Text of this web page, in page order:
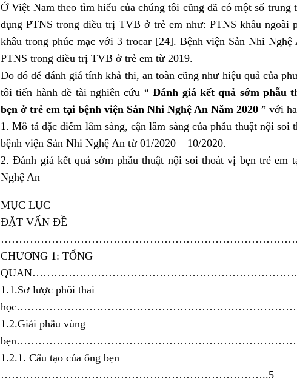
Ở Việt Nam theo tìm hiểu của chúng tôi cũng đã có một số trung
dụng PTNS trong điều trị TVB ở trẻ em như: PTNS khâu ngoài
khâu trong phúc mạc với 3 trocar [24]. Bệnh viện Sản Nhi Nghệ
PTNS trong điều trị TVB ở trẻ em từ 2019.
Do đó để đánh giá tính khả thi, an toàn cũng như hiệu quả của
tôi tiến hành đề tài nghiên cứu “Đánh giá kết quả sớm phẫu
bẹn ở trẻ em tại bệnh viện Sản Nhi Nghệ An Năm 2020 ” với
1. Mô tả đặc điểm lâm sàng, cận lâm sàng của phẫu thuật nội soi
bệnh viện Sản Nhi Nghệ An từ 01/2020 – 10/2020.
2. Đánh giá kết quả sớm phẫu thuật nội soi thoát vị bẹn trẻ em
Nghệ An
MỤC LỤC
ĐẶT VẤN ĐỀ
CHƯƠNG 1: TỔNG
1.1.Sơ lược phôi thai
1.2.Giải phẫu vùng
1.2.1. Cấu tạo của ống bẹn
………………………………………………………………..5